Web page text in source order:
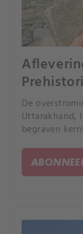
De
Uttarakhand,
begraven
onthulden zo
geopolitieke